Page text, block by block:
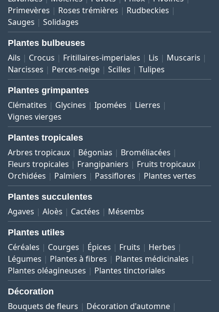
Primevères
Roses trémières
Rudbeckies
Sauges
Solidages
Plantes bulbeuses
Ails Crocus Fritillaires-imperiales Lis
Muscaris
Narcisses
Perces-neige Scilles Tulipes
Plantes grimpantes
Clématites Glycines Ipomées
Lierres
Vignes vierges
Plantes tropicales
Arbres tropicaux Bégonias
Broméliacées
Fleurs tropicales
Frangipaniers
Fruits tropicaux
Orchidées
Palmiers Passiflores Plantes vertes
Plantes succulentes
Agaves Aloès Cactées Mésembs
Plantes utiles
Céréales Courges Épices Fruits
Herbes
Légumes
Plantes à fibres
Plantes médicinales
Plantes oléagineuses
Plantes tinctoriales
Décoration
Bouquets de fleurs
Décoration d'automne